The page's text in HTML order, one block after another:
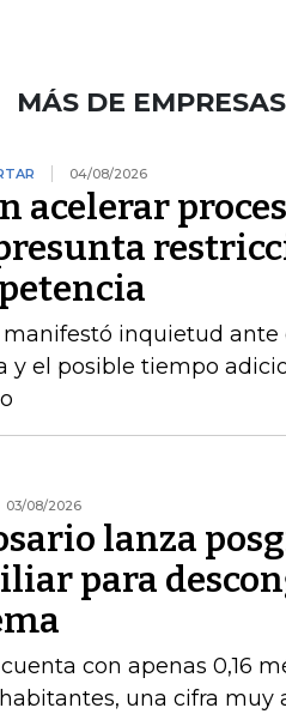
MÁS DE EMPRESAS
04/08/2026
acelerar
manifestó inquietud ante
y el posible tiempo
03/08/2026
lanza
para
con apenas 0,16
una cifra muy